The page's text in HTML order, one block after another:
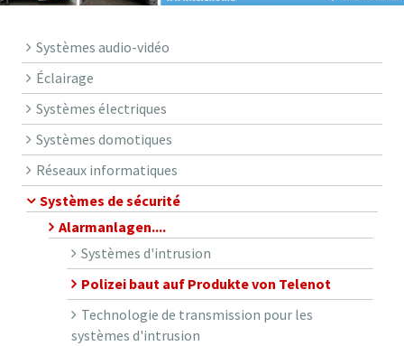
Systèmes audio-vidéo
Éclairage
Systèmes électriques
Systèmes domotiques
Réseaux informatiques
Systèmes de sécurité
Alarmanlagen....
Systèmes d'intrusion
Polizei baut auf Produkte von Telenot
Technologie de transmission pour les
systèmes d'intrusion